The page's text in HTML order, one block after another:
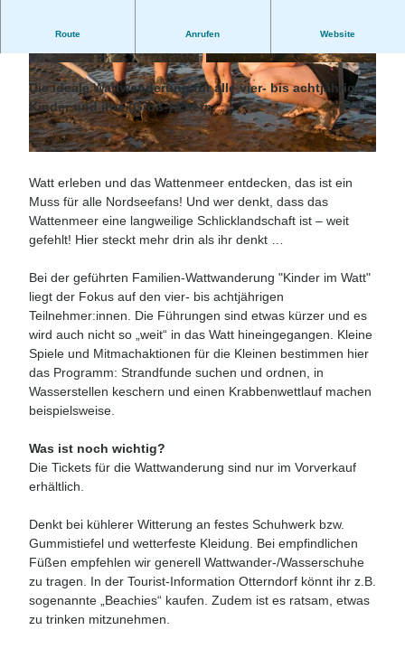
© Tobias Hoiten |CC-BY-SA © Tobias Hoiten |CC-BY-SA
Route Anrufen Website
Kinder im Watt - Geführte Familien-Wattwanderung im
Nordseebad Otterndorf
Die ideale Wattwanderung für alle vier- bis achtjährigen
Kinder und ihre (Groß-) Eltern.
Watt erleben und das Wattenmeer entdecken, das ist ein
Muss für alle Nordseefans! Und wer denkt, dass das
Wattenmeer eine langweilige Schlicklandschaft ist – weit
gefehlt! Hier steckt mehr drin als ihr denkt …
Bei der geführten Familien-Wattwanderung "Kinder im Watt"
liegt der Fokus auf den vier- bis achtjährigen
Teilnehmer:innen. Die Führungen sind etwas kürzer und es
wird auch nicht so „weit“ in das Watt hineingegangen. Kleine
Spiele und Mitmachaktionen für die Kleinen bestimmen hier
das Programm: Strandfunde suchen und ordnen, in
Wasserstellen keschern und einen Krabbenwettlauf machen
beispielsweise.
Was ist noch wichtig?
Die Tickets für die Wattwanderung sind nur im Vorverkauf
erhältlich.
Denkt bei kühlerer Witterung an festes Schuhwerk bzw.
Gummistiefel und wetterfeste Kleidung. Bei empfindlichen
Füßen empfehlen wir generell Wattwander-/Wasserschuhe
zu tragen. In der Tourist-Information Otterndorf könnt ihr z.B.
sogenannte „Beachies“ kaufen. Zudem ist es ratsam, etwas
zu trinken mitzunehmen.